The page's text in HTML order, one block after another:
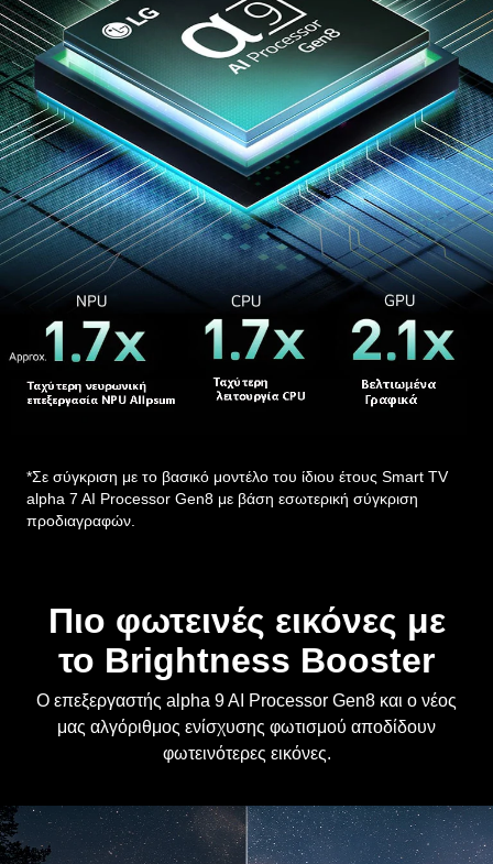
προδιαγραφών.
το Brightness Booster
Ο επεξεργαστής alpha 9 AI Processor Gen8 και ο νέος
μας αλγόριθμος ενίσχυσης φωτισμού αποδίδουν
φωτεινότερες εικόνες.